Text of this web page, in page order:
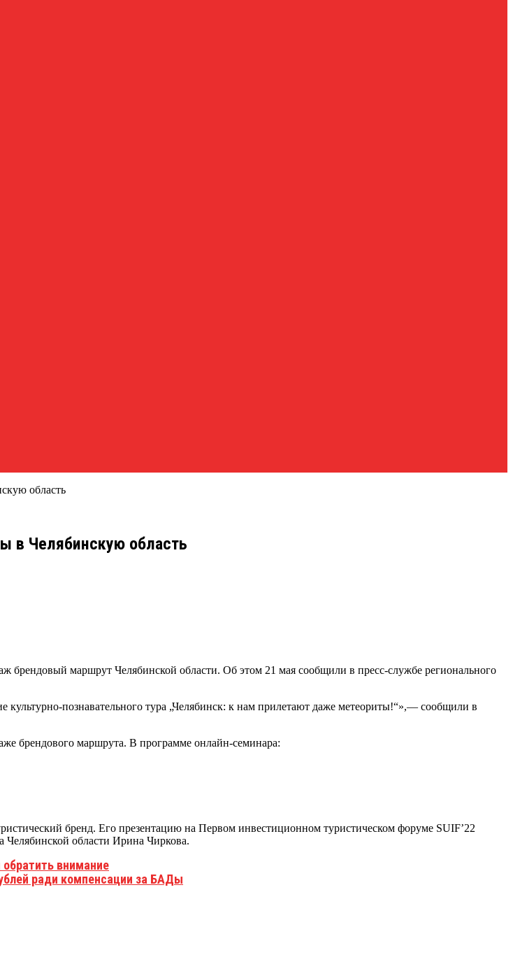
область
в Челябинскую область
брендовый маршрут Челябинской области. Об этом 21 мая сообщили в пресс-службе регионального
познавательного тура „Челябинск: к нам прилетают даже метеориты!“»,— сообщили в
брендового маршрута. В программе онлайн-семинара:
бренд. Его презентацию на Первом инвестиционном туристическом форуме SUIF’22
Челябинской области Ирина Чиркова.
обратить внимание
ради компенсации за БАДы